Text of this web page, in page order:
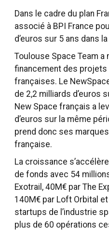
Dans le cadre du plan
associé à BPI France
d’euros sur 5 ans dans
Toulouse Space Team a
financement des
françaises. Le
de 2,2 milliards d’euros
New Space français a
d’euros sur la même
prend donc ses
française.
La croissance
de fonds avec 54
Exotrail, 40M€ par The
140M€ par Loft Orbital
startups de l’industrie
plus de 60 opérations